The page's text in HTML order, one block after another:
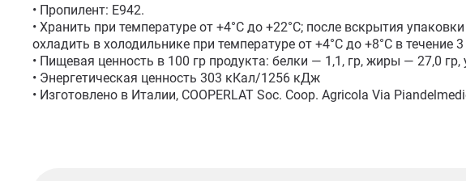
• Пропилент: Е942.
• Хранить при температуре от +4°С до +22°С; после вскрытия
охладить в холодильнике при температуре от +4°С до +8°С в
• Пищевая ценность в 100 гр продукта: белки — 1,1, гр, жиры — 27,0
• Энергетическая ценность 303 кКал/1256 кДж
• Изготовлено в Италии, COOPERLAT Soc. Coop. Agricola Via